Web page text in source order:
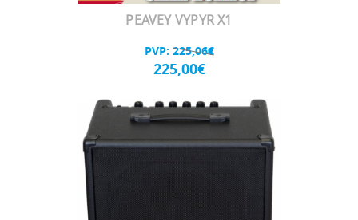
PEAVEY VYPYR X1
PVP: 225,06€
225,00€